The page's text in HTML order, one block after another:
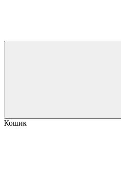
Кошик